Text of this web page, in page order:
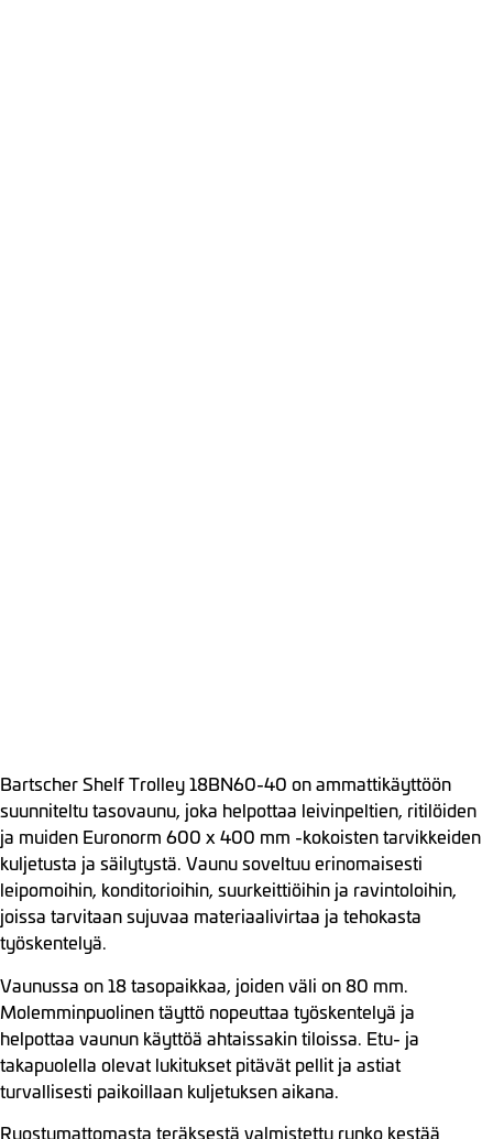
Bartscher Shelf Trolley 18BN60-40 on ammattikäyttöön
suunniteltu tasovaunu, joka helpottaa leivinpeltien, ritilöiden
ja muiden Euronorm 600 x 400 mm -kokoisten tarvikkeiden
kuljetusta ja säilytystä. Vaunu soveltuu erinomaisesti
leipomoihin, konditorioihin, suurkeittiöihin ja ravintoloihin,
joissa tarvitaan sujuvaa materiaalivirtaa ja tehokasta
työskentelyä.
Vaunussa on 18 tasopaikkaa, joiden väli on 80 mm.
Molemminpuolinen täyttö nopeuttaa työskentelyä ja
helpottaa vaunun käyttöä ahtaissakin tiloissa. Etu- ja
takapuolella olevat lukitukset pitävät pellit ja astiat
turvallisesti paikoillaan kuljetuksen aikana.
Ruostumattomasta teräksestä valmistettu runko kestää